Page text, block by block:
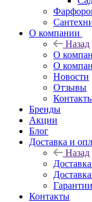
О компании
Назад
О
О
Новости
Отзывы
Бренды
Акции
Блог
Доставка и
Назад
Контакты